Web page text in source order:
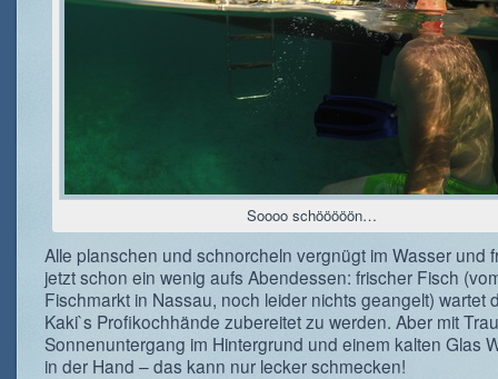
Soooo schööööön…
Alle planschen und schnorcheln vergnügt im Wasser und
jetzt schon ein wenig aufs Abendessen: frischer Fisch
Fischmarkt in Nassau, noch leider nichts geangelt) wartet
Kaki`s Profikochhände zubereitet zu werden. Aber mit
Sonnenuntergang im Hintergrund und einem kalten Glas
in der Hand – das kann nur lecker schmecken!